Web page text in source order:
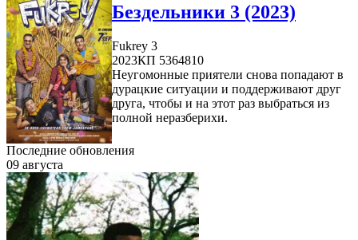
Бездельники 3 (2023)
Fukrey 3
2023КП 5364810
Неугомонные приятели снова попадают в
дурацкие ситуации и поддерживают друг
друга, чтобы и на этот раз выбраться из
полной неразберихи.
Последние обновления
09 августа